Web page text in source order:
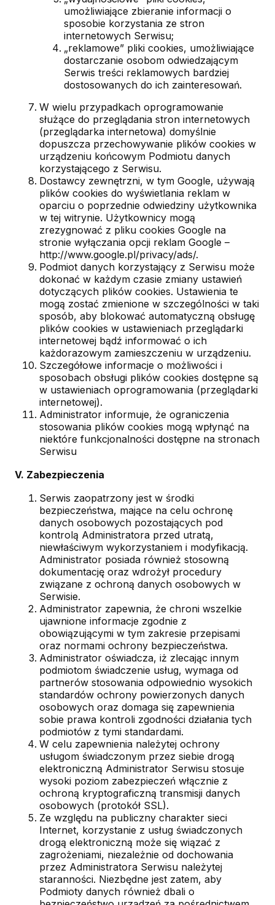
umożliwiające zbieranie informacji o
sposobie korzystania ze stron
internetowych Serwisu;
„reklamowe” pliki cookies, umożliwiające
dostarczanie osobom odwiedzającym
Serwis treści reklamowych bardziej
dostosowanych do ich zainteresowań.
W wielu przypadkach oprogramowanie
służące do przeglądania stron internetowych
(przeglądarka internetowa) domyślnie
dopuszcza przechowywanie plików cookies w
urządzeniu końcowym Podmiotu danych
korzystającego z Serwisu.
Dostawcy zewnętrzni, w tym Google, używają
plików cookies do wyświetlania reklam w
oparciu o poprzednie odwiedziny użytkownika
w tej witrynie. Użytkownicy mogą
zrezygnować z pliku cookies Google na
stronie wyłączania opcji reklam Google –
http://www.google.pl/privacy/ads/.
Podmiot danych korzystający z Serwisu może
dokonać w każdym czasie zmiany ustawień
dotyczących plików cookies. Ustawienia te
mogą zostać zmienione w szczególności w taki
sposób, aby blokować automatyczną obsługę
plików cookies w ustawieniach przeglądarki
internetowej bądź informować o ich
każdorazowym zamieszczeniu w urządzeniu.
Szczegółowe informacje o możliwości i
sposobach obsługi plików cookies dostępne są
w ustawieniach oprogramowania (przeglądarki
internetowej).
Administrator informuje, że ograniczenia
stosowania plików cookies mogą wpłynąć na
niektóre funkcjonalności dostępne na stronach
Serwisu
V. Zabezpieczenia
Serwis zaopatrzony jest w środki
bezpieczeństwa, mające na celu ochronę
danych osobowych pozostających pod
kontrolą Administratora przed utratą,
niewłaściwym wykorzystaniem i modyfikacją.
Administrator posiada również stosowną
dokumentację oraz wdrożył procedury
związane z ochroną danych osobowych w
Serwisie.
Administrator zapewnia, że chroni wszelkie
ujawnione informacje zgodnie z
obowiązującymi w tym zakresie przepisami
oraz normami ochrony bezpieczeństwa.
Administrator oświadcza, iż zlecając innym
podmiotom świadczenie usług, wymaga od
partnerów stosowania odpowiednio wysokich
standardów ochrony powierzonych danych
osobowych oraz domaga się zapewnienia
sobie prawa kontroli zgodności działania tych
podmiotów z tymi standardami.
W celu zapewnienia należytej ochrony
usługom świadczonym przez siebie drogą
elektroniczną Administrator Serwisu stosuje
wysoki poziom zabezpieczeń włącznie z
ochroną kryptograficzną transmisji danych
osobowych (protokół SSL).
Ze względu na publiczny charakter sieci
Internet, korzystanie z usług świadczonych
drogą elektroniczną może się wiązać z
zagrożeniami, niezależnie od dochowania
przez Administratora Serwisu należytej
staranności. Niezbędne jest zatem, aby
Podmioty danych również dbali o